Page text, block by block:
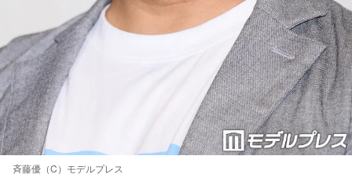
斉藤優（C）モデルプレス